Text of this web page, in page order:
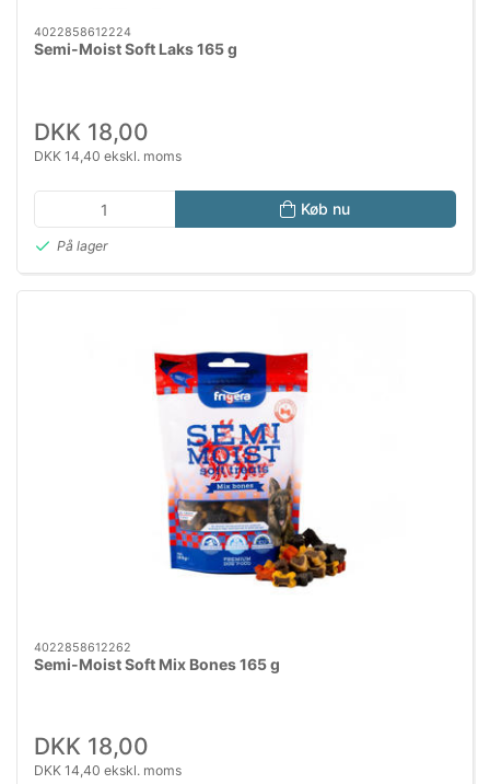
4022858612224
Semi-Moist Soft Laks 165 g
DKK 18,00
DKK 14,40 ekskl. moms
Køb nu
På lager
4022858612262
Semi-Moist Soft Mix Bones 165 g
DKK 18,00
DKK 14,40 ekskl. moms